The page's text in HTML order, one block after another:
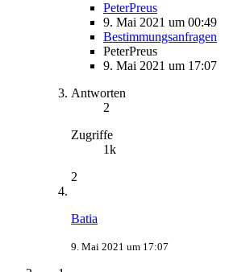
PeterPreus
9. Mai 2021 um 00:49
Bestimmungsanfragen
PeterPreus
9. Mai 2021 um 17:07
Antworten
2
Zugriffe
1k
2
Batia
9. Mai 2021 um 17:07